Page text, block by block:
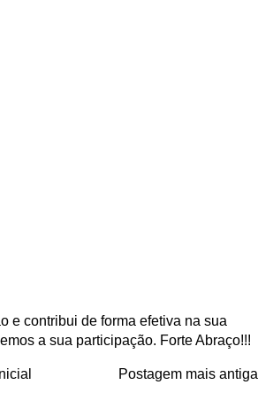
e contribui de forma efetiva na sua
a sua participação. Forte Abraço!!!
Postagem mais antiga